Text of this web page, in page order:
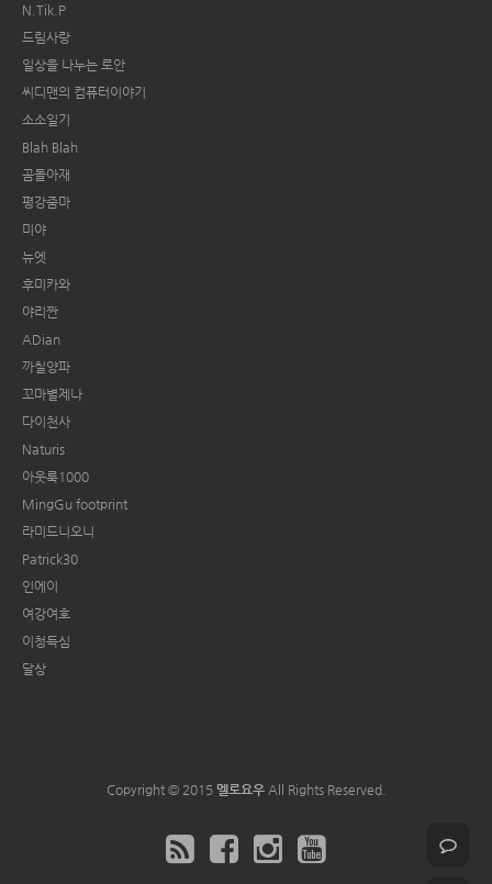
N.Tik.P
드림사랑
일상을 나누는 로안
씨디맨의 컴퓨터이야기
소소일기
Blah Blah
곰돌아재
평강줌마
미야
뉴엣
후미카와
야리짠
ADian
까칠양파
꼬마별제나
다이천사
Naturis
아웃룩1000
MingGu footprint
라미드니오니
Patrick30
인에이
여강여호
이청득심
달상
Copyright © 2015 멜로요우All Rights Reserved.